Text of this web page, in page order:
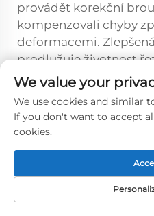
provádět korekční
kompenzovali chyby
deformacemi.
prodlužuje životnost
odstraňuje
zrychluje jejich
spotřebu svařovacích
tím, že zajišťuje
Automatická zařízení
využití při zpracování
materiálu, čímž se
DOMOVSKÁ
We value your
We use cookies and similar
If you don't want to accept
cookies.